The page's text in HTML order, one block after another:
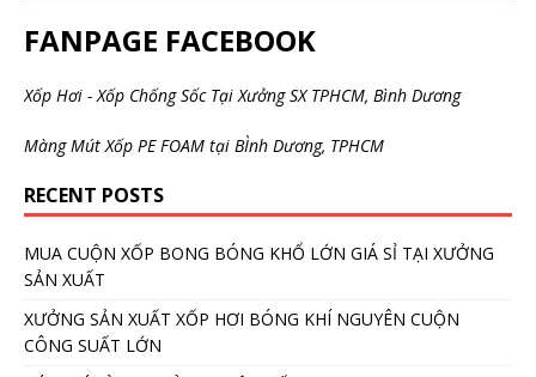
FANPAGE FACEBOOK
Xốp Hơi - Xốp Chống Sốc Tại Xưởng SX TPHCM, Bình Dương
Màng Mút Xốp PE FOAM tại BÌnh Dương, TPHCM
RECENT POSTS
MUA CUỘN XỐP BONG BÓNG KHỔ LỚN GIÁ SỈ TẠI XƯỞNG
SẢN XUẤT
XƯỞNG SẢN XUẤT XỐP HƠI BÓNG KHÍ NGUYÊN CUỘN
CÔNG SUẤT LỚN